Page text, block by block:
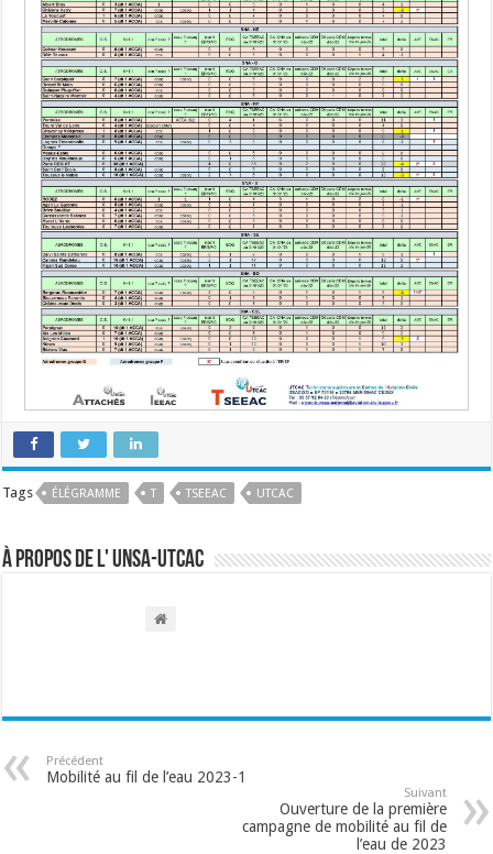
Tags ÉLÉGRAMME T TSEEAC UTCAC
À propos de l' UNSA-UTCAC
Précédent
Mobilité au fil de l’eau 2023-1
Suivant
Ouverture de la première
campagne de mobilité au fil de
l’eau de 2023